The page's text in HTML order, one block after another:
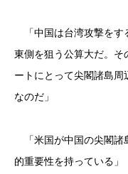
「中国は台湾攻撃をす
東側を狙う公算大だ。
ートにとって尖閣諸島
なのだ」
「米国が中国の尖閣諸
的重要性を持っている」